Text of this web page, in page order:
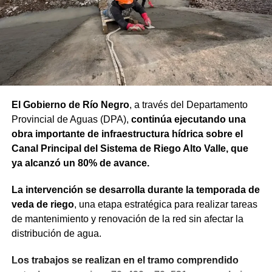
nuestro agradecimiento al BID por confiar en el camino
que estamos recorriendo y en la visión de futuro que
tenemos para Río Negro”, dijo el gobernador.
Finalmente, el mandatario aseveró que “el rumbo está
claro y genera confianza, ahora el desafío es seguir
beneficios de estas inversiones”.
Weretilneck estuvo acompañado por los ministros de
Desarrollo Económico y Productivo, Carlos Banacloy; de
Salud, Demetrio Thalasselis y de Hacienda, Gabriel
Provincial de Coordinación y Ejecución del
Financiamiento Externo (UPCEFE), Martín Camiña.
Los proyectos
El programa reúne cinco proyectos estratégicos. En
El Gobierno de Río Negro, a través del Departamento
Provincial de Aguas (DPA), continúa ejecutando una
obra importante de infraestructura hídrica sobre el
Canal Principal del Sistema de Riego Alto Valle, que
ya alcanzó un 80% de avance.
La intervención se desarrolla durante la temporada de
veda de riego, una etapa estratégica para realizar tareas
de mantenimiento y renovación de la red sin afectar la
distribución de agua.
Los trabajos se realizan en el tramo comprendido